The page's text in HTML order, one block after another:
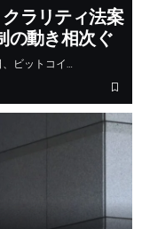
クラリティ法案
の動き相次ぐ
ビットコイ…